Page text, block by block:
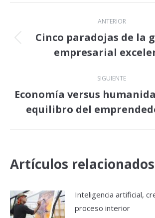
Navegación
entre
publicaciones
ANTERIOR
Publicación
anterior:
Cinco paradojas de la
empresarial
SIGUIENTE
Publicación
siguiente:
Economía versus
equilibro del
Artículos relacionados
Inteligencia artificial,
proceso interior